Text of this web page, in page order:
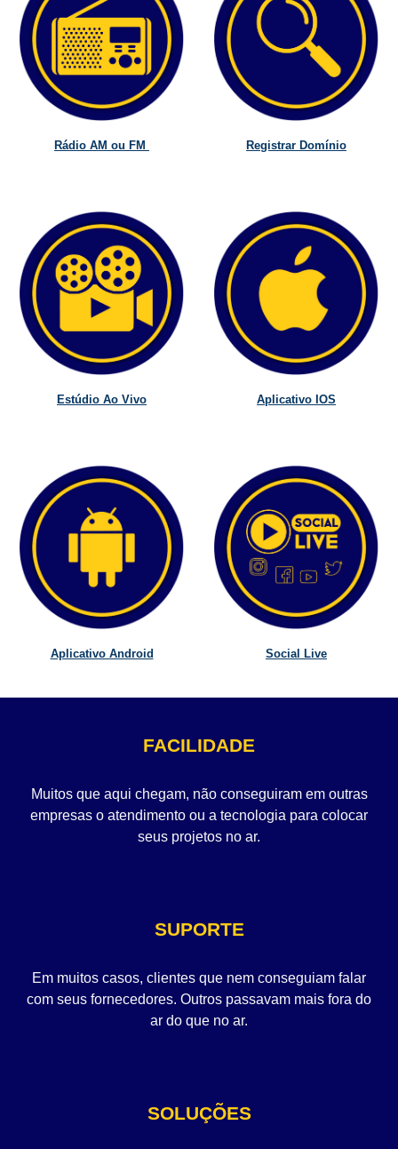
Rádio AM ou FM Registrar Domínio
Estúdio Ao Vivo Aplicativo IOS
Aplicativo Android Social Live
FACILIDADE
Muitos que aqui chegam, não conseguiram em outras
empresas o atendimento ou a tecnologia para colocar
seus projetos no ar.
SUPORTE
Em muitos casos, clientes que nem conseguiam falar
com seus fornecedores. Outros passavam mais fora do
ar do que no ar.
SOLUÇÕES